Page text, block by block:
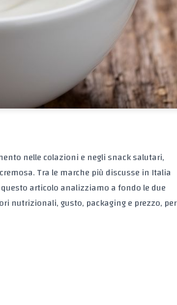
nelle colazioni e negli snack salutari,
Tra le marche più discusse in Italia
articolo analizziamo a fondo le due
nutrizionali, gusto, packaging e prezzo, per